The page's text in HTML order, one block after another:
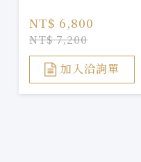
NT$ 6,800
NT$ 7,200
加入洽詢單